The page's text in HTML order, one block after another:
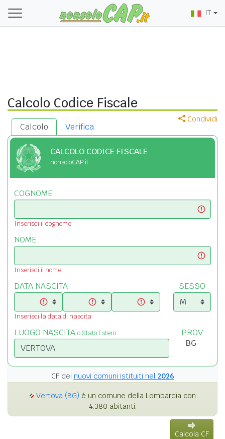
IT
Calcolo Codice Fiscale
Condividi
Calcolo Verifica
CALCOLO CODICE FISCALE
nonsoloCAP.it
COGNOME
Inserisci il cognome
NOME
Inserisci il nome
DATA NASCITA
Inserisci la data di nascita
SESSO
LUOGO NASCITA o Stato Estero PROV
CF dei nuovi comuni istituiti nel 2026
Vertova (BG) è un comune della Lombardia con
4.380 abitanti.
Calcola CF